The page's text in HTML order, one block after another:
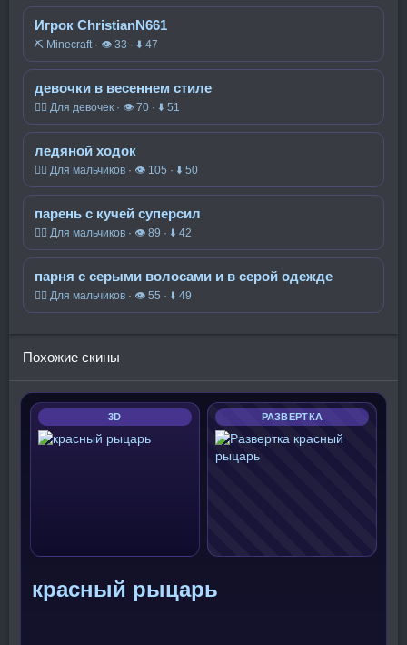
Игрок ChristianN661
⛏️ Minecraft · 👁 33 · ⬇ 47
девочки в весеннем стиле
🧍‍♀️ Для девочек · 👁 70 · ⬇ 51
ледяной ходок
🧍‍♂️ Для мальчиков · 👁 105 · ⬇ 50
парень с кучей суперсил
🧍‍♂️ Для мальчиков · 👁 89 · ⬇ 42
парня с серыми волосами и в серой одежде
🧍‍♂️ Для мальчиков · 👁 55 · ⬇ 49
Похожие скины
3D РАЗВЕРТКА
красный рыцарь